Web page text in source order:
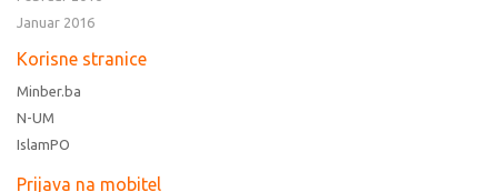
Januar 2016
Korisne stranice
Minber.ba
N-UM
IslamPO
Prijava na mobitel